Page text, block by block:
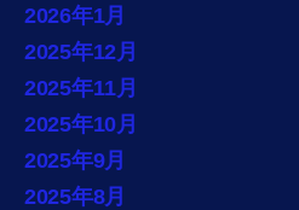
2026年1月
2025年12月
2025年11月
2025年10月
2025年9月
2025年8月